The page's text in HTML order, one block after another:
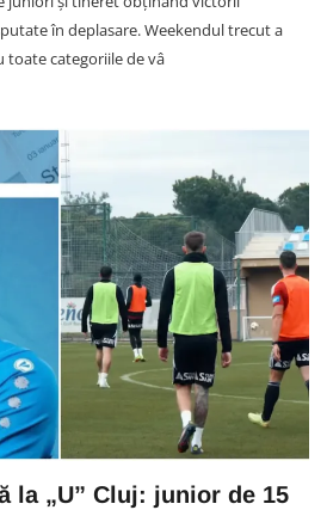
în deplasare. Weekendul trecut a
toate categoriile de vâ
la „U” Cluj: junior de 15